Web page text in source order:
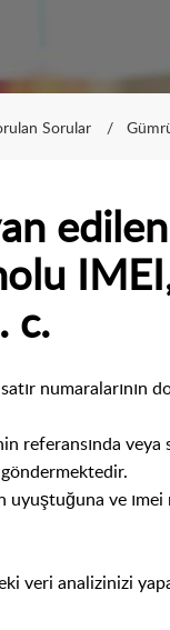
Sorular
edilen
c.
referansında veya
uyuştuğuna ve
veri analizinizi